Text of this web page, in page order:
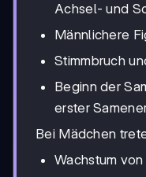
Achsel- und
Männlichere
Stimmbruch
Beginn der
erster
Bei Mädchen
Wachstum